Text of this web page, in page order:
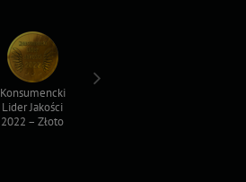
Konsumencki
Lider Jakości
2022 – Złoto